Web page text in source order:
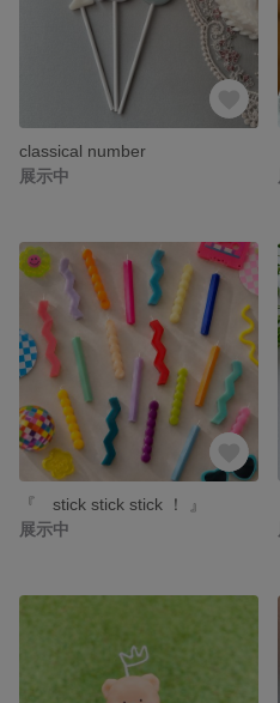
classical number
展示中
『 stick stick stick ！ 』
展示中